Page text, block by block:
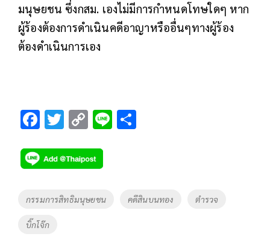
มนุษยชน ซึ่งกสม. เองไม่มีการกำหนดโทษใดๆ หาก
ผู้ร้องต้องการดำเนินคดีอาญาหรืออื่นๆทางผู้ร้อง
ต้องดำเนินการเอง
F
e
b
o
o
k
T
tt
er
C
p
y
Li
Li
Tags
กรรมการสิทธิมนุษยชน คดีสินบนทอง ตำรวจ
บิ๊กโจ๊ก